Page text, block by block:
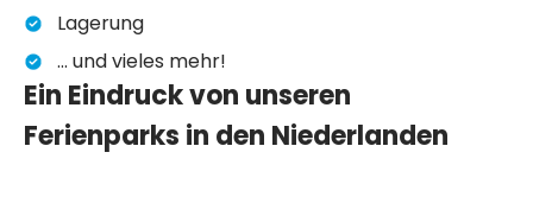
Lagerung
... und vieles mehr!
Ein Eindruck von unseren
Ferienparks in den Niederlanden